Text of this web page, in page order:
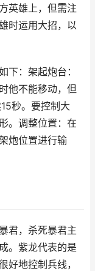
英雄上，但需注
时运用大招，以
下：架起炮台：
他不能移动，但
秒。要控制大
。调整位置：在
炮位置进行输
君，杀死暴君主
。紫龙代表的是
好地控制兵线，